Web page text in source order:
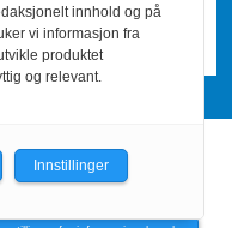
CMS
innhold og på
vi informasjon fra
produktet
og relevant.
Innstillinger